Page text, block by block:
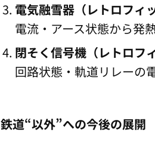
電気融雪器（レトロフィ
電流・アース状態から発
閉そく信号機（レトロフ
回路状態・軌道リレーの
鉄道“以外”への今後の展開